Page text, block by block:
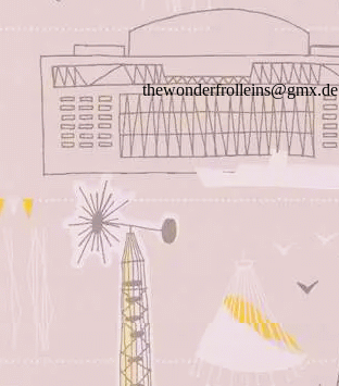
thewonderfrolleins@gmx.de